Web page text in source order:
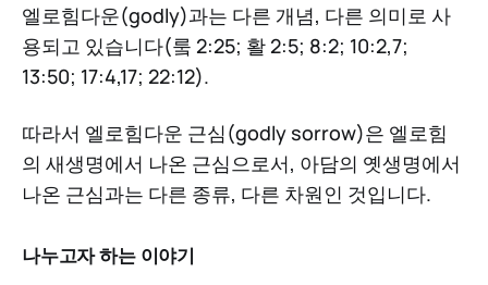
엘로힘다운(godly)과는 다른 개념, 다른 의미로 사
용되고 있습니다(뤀 2:25; 활 2:5; 8:2; 10:2,7;
13:50; 17:4,17; 22:12).
따라서 엘로힘다운 근심(godly sorrow)은 엘로힘
의 새생명에서 나온 근심으로서, 아담의 옛생명에서
나온 근심과는 다른 종류, 다른 차원인 것입니다.
나누고자 하는 이야기